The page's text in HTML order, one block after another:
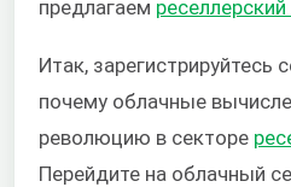
предлагаем реселлерский
Итак, зарегистрируйтесь
почему облачные
революцию в секторе
Перейдите на облачный